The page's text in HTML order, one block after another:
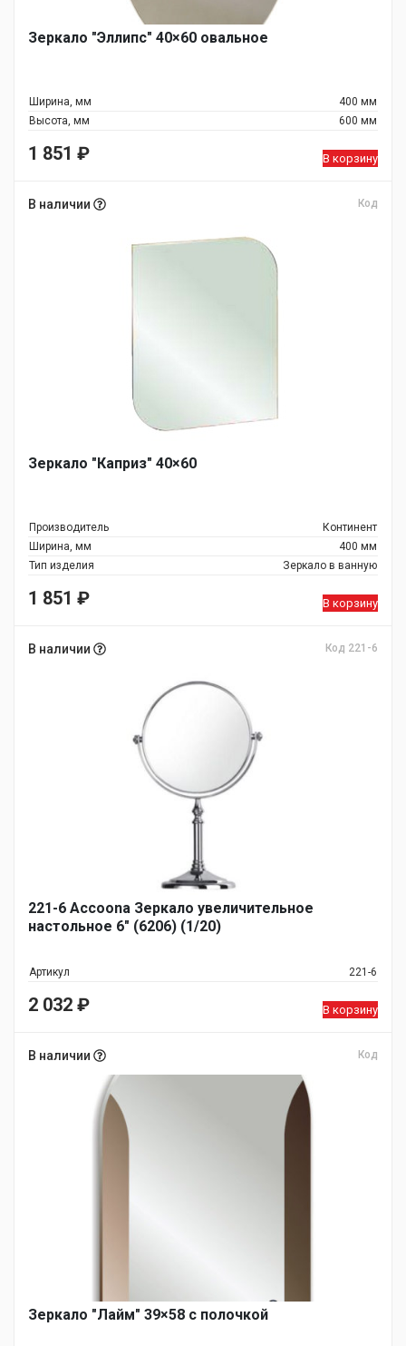
Зеркало "Эллипс" 40×60 овальное
Ширина, мм
400 мм
Высота, мм
600 мм
1 851 ₽ В корзину
В наличии Код
Зеркало "Каприз" 40×60
Производитель
Континент
Ширина, мм
400 мм
Тип изделия
Зеркало в ванную
1 851 ₽ В корзину
В наличии Код 221-6
221-6 Accoona Зеркало увеличительное
настольное 6" (6206) (1/20)
Артикул 221-6
2 032 ₽ В корзину
В наличии Код
Зеркало "Лайм" 39×58 с полочкой